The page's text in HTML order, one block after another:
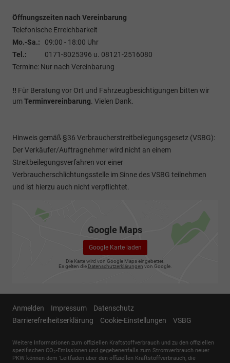
Öffnungszeiten nach Vereinbarung
Telefonische Erreichbarkeit
Mo.-Sa.:
09:00 - 18:00 Uhr
Tel.:
0171-8025396 u. 08121-2516080
Termine: Nur nach Vereinbarung
!! Für Beratung vor Ort und Fahrzeugbesichtigungen bitten wir
umTerminvereinbarung. Vielen Dank.
Hinweis gemäß §36 Verbraucherstreitbeilegungsgesetz (VSBG):
Der Verkäufer/Auftragnehmer wird nicht an einem
Streitbeilegungsverfahren vor einer
Verbraucherschlichtungsstelle im Sinne des VSBG teilnehmen
und ist hierzu auch nicht verpflichtet.
Google Maps
Google Karte laden
Die Karte wird von Google Maps eingebettet.
Es gelten die Datenschutzerklärungen von Google.
Anmelden Impressum
Datenschutz
Barrierefreiheitserklärung
Cookie-Einstellungen VSBG
Weitere Informationen zum offiziellen Kraftstoffverbrauch und zu den offiziellen
spezifischen CO2-Emissionen und gegebenenfalls zum Stromverbrauch neuer
PKW können dem 'Leitfaden über den offiziellen Kraftstoffverbrauch, die